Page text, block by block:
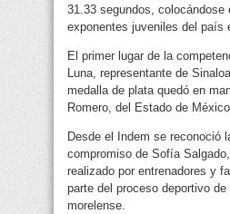
31.33 segundos, colocándose
exponentes juveniles del país
El primer lugar de la
Luna, representante de
medalla de plata quedó en
Romero, del Estado de
Desde el Indem se reconoció
compromiso de Sofía
realizado por entrenadores y
parte del proceso deportivo de
morelense.